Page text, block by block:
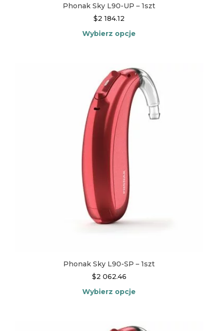
Phonak Sky L90-UP – 1szt
$2 184.12
Wybierz opcje
ma
wiele
wariantów.
Opcje
można
wybrać
na
stronie
produktu
Phonak Sky L90-SP – 1szt
$2 062.46
Wybierz opcje
ma